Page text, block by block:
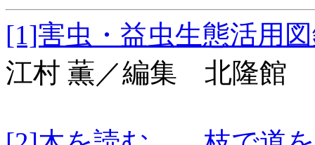
[1]害虫・益虫生態
江村 薫／編集 北隆館